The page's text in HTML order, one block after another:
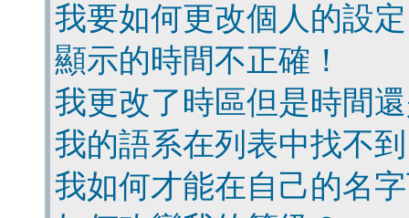
我要如何更改個人的設
顯示的時間不正確！
我更改了時區但是時間
我的語系在列表中找不
我如何才能在自己的名